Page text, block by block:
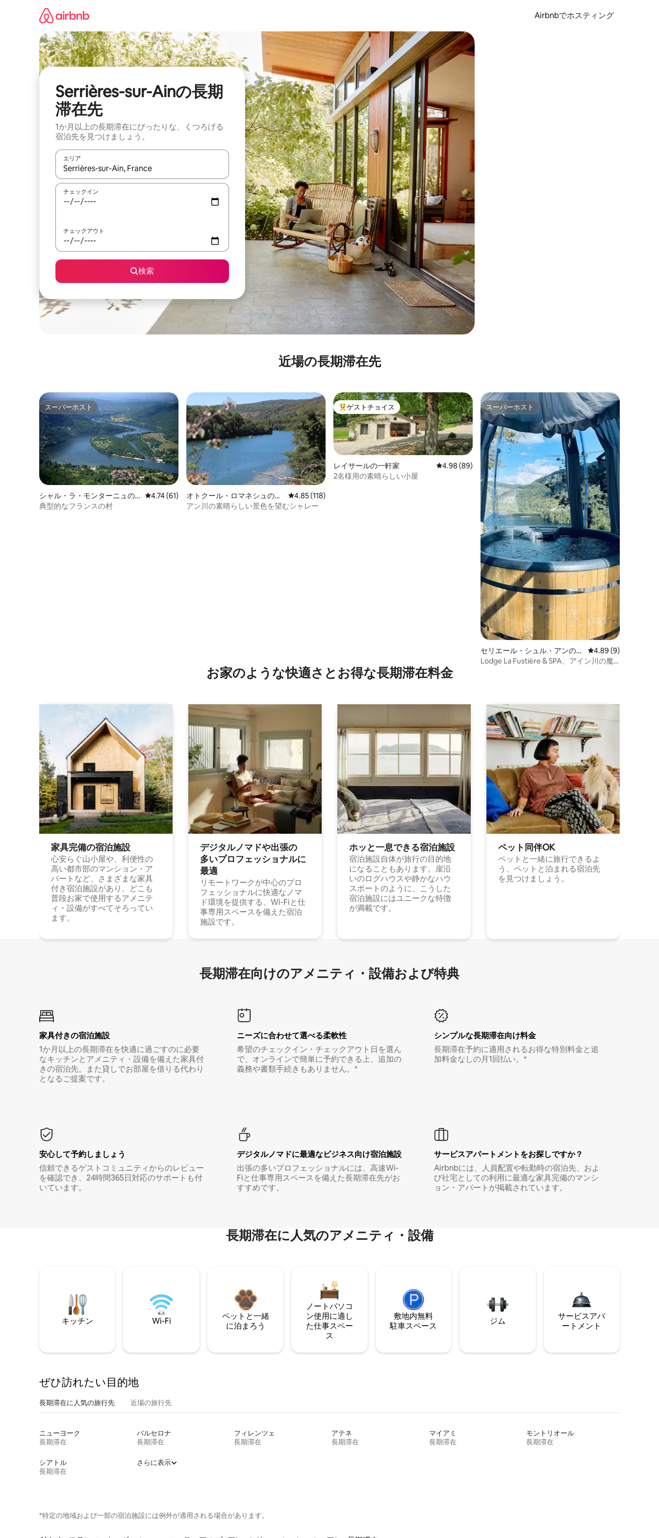
Airbnbでホスティング
Serrières-sur-Ainの長期
滞在先
1か月以上の長期滞在にぴったりな、くつろげる
宿泊先を見つけましょう。
エリア
検索結果が表示されたら、上下の矢印キーを使って移動するか、画面をタッチまたはスワイプして検索結果を確認することができます。
チェックイン
チェックアウト
検索
近場の長期滞在先
スーパーホスト
スーパーホスト
シャル・ラ・モンターニュの
マンション・アパート
レビュー61件、5つ星中4.74つ星の平均評価
4.74 (61)
典型的なフランスの村
オトクール・ロマネシュの一
軒家
レビュー118件、5つ星中4.85つ星の平均評価
4.85 (118)
アン川の素晴らしい景色を望むシャレー
大好評のゲストチョイスです。
ゲストチョイス
レイサールの一軒家 レビュー89件、5つ星中4.98つ星の平均評価
4.98 (89)
2名様用の素晴らしい小屋
スーパーホスト
スーパーホスト
セリエール・シュル・アンのロ
グハウス
レビュー9件、5つ星
4.89 (9)
Lodge La Fustière & SPA、アイン川の魔
お家のような快⁠適⁠さ⁠とお⁠得⁠な長⁠期⁠滞⁠在料⁠金
家具完備の宿⁠泊⁠施⁠設
心安らぐ山小屋や、利便性の
高い都市部のマンション・ア
パートなど、さまざまな家具
付き宿泊施設があり、どこも
普段お家で使用するアメニテ
ィ・設備がすべてそろってい
ます。
デジタルノマドや出⁠張⁠の
多⁠いプ⁠ロ⁠フ⁠ェ⁠ッ⁠シ⁠ョ⁠ナ⁠ル⁠に
最⁠適
リモートワークが中心のプロ
フェッショナルに快適なノマ
ド環境を提供する、Wi-Fiと仕
事専用スペースを備えた宿泊
施設です。
ホッと一⁠息⁠で⁠き⁠る宿⁠泊施⁠設
宿泊施設自体が旅行の目的地
になることもあります。崖沿
いのログハウスや静かなハウ
スボートのように、こうした
宿泊施設にはユニークな特徴
が満載です。
ペット同⁠伴OK
ペットと一緒に旅行できるよ
う、ペットと泊まれる宿泊先
を見つけましょう。
長期滞在向け⁠のア⁠メ⁠ニ⁠テ⁠ィ⁠・設⁠備⁠および特⁠典
家具付き⁠の宿⁠泊⁠施⁠設
1か月以上の長期滞在を快適に過ごすのに必要
なキッチンとアメニティ・設備を備えた家具付
きの宿泊先。また貸しでお部屋を借りる代わり
となるご提案です。
ニーズに合わせて選べる柔軟性
希望のチェックイン・チェックアウト日を選ん
で、オンラインで簡単に予約できる上、追加の
義務や書類手続きもありません。*
シンプルな長期滞在向け料金
長期滞在予約に適用されるお得な特別料金と追
加料金なしの月1回払い。*
安心して予約しましょう
信頼できるゲストコミュニティからのレビュー
を確認でき、24時間365日対応のサポートも付
いています。
デジタルノマド⁠に最⁠適⁠なビ⁠ジ⁠ネ⁠ス⁠向⁠け宿⁠泊⁠施⁠設
出張の多いプロフェッショナルには、高速Wi-
Fiと仕事専用スペースを備えた長期滞在先がお
すすめです。
サービスアパートメントをお探しですか？
Airbnbには、人員配置や転勤時の宿泊先、およ
び社宅としての利用に最適な家具完備のマンシ
ョン・アパートが掲載されています。
長期滞在に人気のアメニティ・設備
キッチン Wi-Fi
ペットと一緒
に泊まろう
ノートパソコ
ン使用に適し
た仕事スペー
ス
敷地内無料
駐⁠車ス⁠ペ⁠ー⁠ス
ジム
サービスアパ
ートメント
ぜひ訪⁠れ⁠た⁠い目⁠的⁠地
長期滞在に人気の旅行先 近場の旅行先
ニューヨーク
長期滞在
バルセロナ
長期滞在
フィレンツェ
長期滞在
アテネ
長期滞在
マイアミ
長期滞在
モントリオール
長期滞在
シアトル
長期滞在
さらに表示
*特定の地域および一部の宿泊施設には例外が適用される場合があります。